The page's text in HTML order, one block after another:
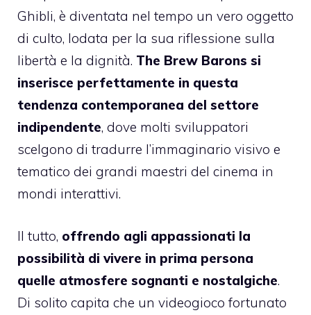
Ghibli, è diventata nel tempo un vero oggetto
di culto, lodata per la sua riflessione sulla
libertà e la dignità. The Brew Barons si
inserisce perfettamente in questa
tendenza contemporanea del settore
indipendente, dove molti sviluppatori
scelgono di tradurre l’immaginario visivo e
tematico dei grandi maestri del cinema in
mondi interattivi.
Il tutto, offrendo agli appassionati la
possibilità di vivere in prima persona
quelle atmosfere sognanti e nostalgiche.
Di solito capita che un videogioco fortunato